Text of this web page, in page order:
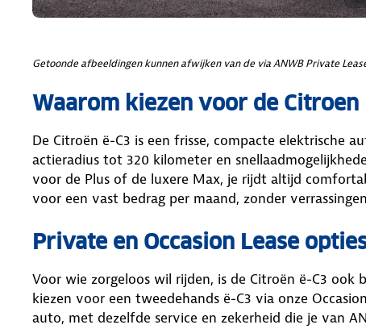
Getoonde afbeeldingen kunnen afwijken van de via ANWB Private
Waarom kiezen voor de Citroen
De Citroën ë-C3 is een frisse, compacte elektrische
actieradius tot 320 kilometer en
voor de Plus of de luxere Max, je rijdt altijd
voor een vast bedrag per maand, zonder
Private en Occasion Lease
Voor wie zorgeloos wil rijden, is de Citroën ë-C3 ook
kiezen voor een tweedehands ë-C3 via onze
auto, met dezelfde service en zekerheid die je van